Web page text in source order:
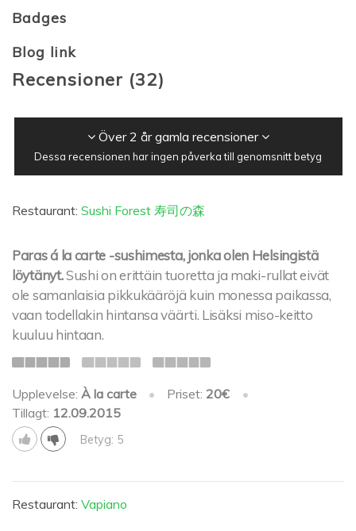
Badges
Blog link
Recensioner (32)
Över 2 år gamla recensioner
Dessa recensionen har ingen påverka till genomsnitt betyg
Restaurant: Sushi Forest 寿司の森
Paras á la carte -sushimesta, jonka olen Helsingistä
löytänyt.Sushi on erittäin tuoretta ja maki-rullat eivät
ole samanlaisia pikkukääröjä kuin monessa paikassa,
vaan todellakin hintansa väärti. Lisäksi miso-keitto
kuuluu hintaan.
Upplevelse: À la carte • Priset: 20€
•
Tillagt: 12.09.2015
Betyg: 5
Restaurant: Vapiano